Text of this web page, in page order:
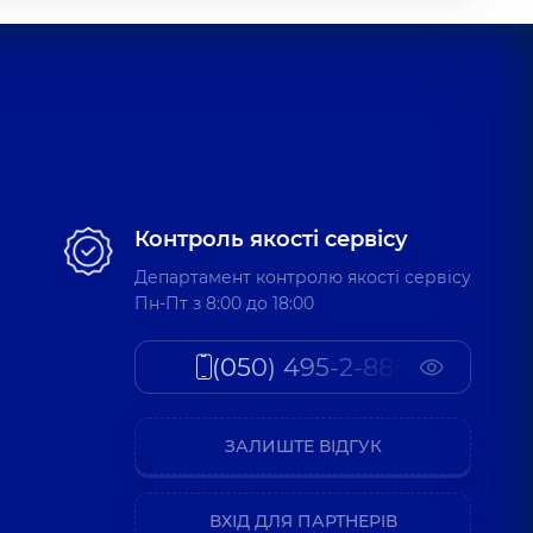
Контроль якості сервісу
Департамент контролю якості сервісу
Пн-Пт з 8:00 до 18:00
(050) 495-2-888
ЗАЛИШТЕ ВІДГУК
ВХІД ДЛЯ ПАРТНЕРІВ